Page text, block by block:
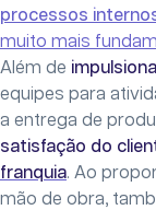
processos
muito mais
Além de
equipes para
a entrega de
satisfação do
franquia. Ao
mão de obra,